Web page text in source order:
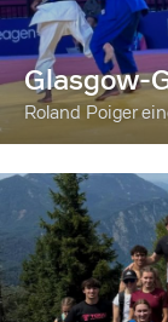
Glasgow-
Roland Poiger